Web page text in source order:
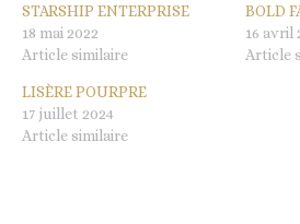
STARSHIP ENTERPRISE
18 mai 2022
Article similaire
BOLD
16 avril
Article
LISÈRE POURPRE
17 juillet 2024
Article similaire